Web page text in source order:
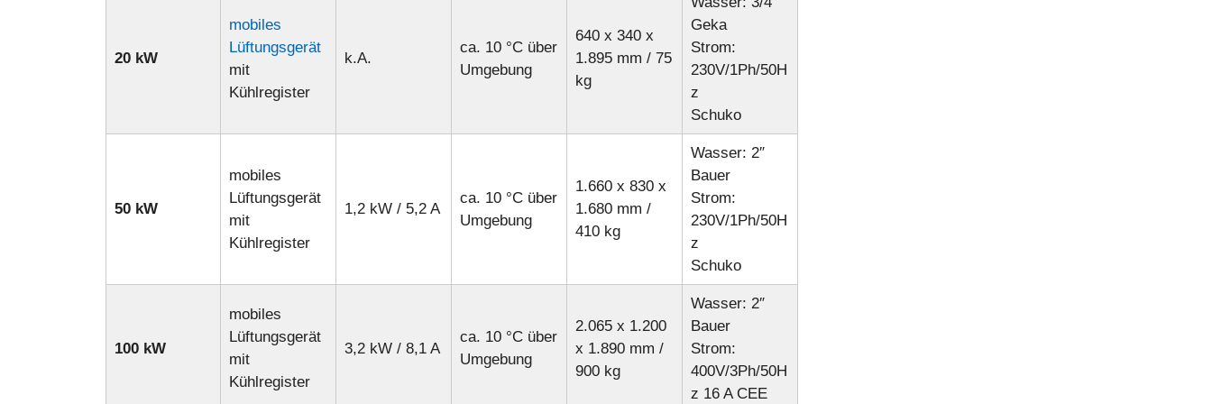
20 kW
mobiles
Lüftungsgerät
mit
Kühlregister
k.A.
ca. 10 °C über
Umgebung
640 x 340 x
1.895 mm / 75
kg
Geka
Strom:
230V/1Ph/50H
z
Schuko
50 kW
mobiles
Lüftungsgerät
mit
Kühlregister
1,2 kW / 5,2 A
ca. 10 °C über
Umgebung
1.660 x 830 x
1.680 mm /
410 kg
Wasser: 2″
Bauer
Strom:
230V/1Ph/50H
z
Schuko
100 kW
mobiles
Lüftungsgerät
mit
Kühlregister
3,2 kW / 8,1 A
ca. 10 °C über
Umgebung
2.065 x 1.200
x 1.890 mm /
900 kg
Wasser: 2″
Bauer
Strom:
400V/3Ph/50H
z 16 A CEE